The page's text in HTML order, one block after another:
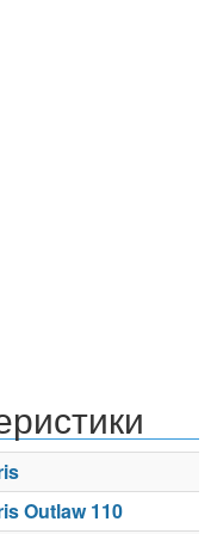
Outlaw 110